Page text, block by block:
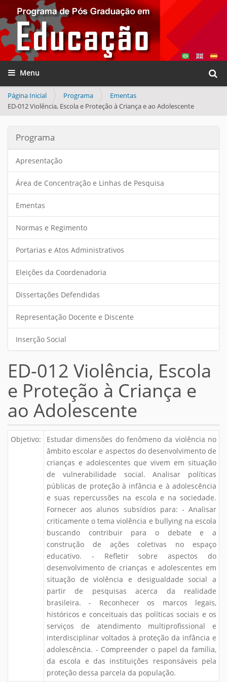
Busca
Toggle navigation
Página Inicial Programa
Ementas
ED-012 Violência, Escola e Proteção à Criança e ao Adolescente
Programa
Apresentação
Área de Concentração e Linhas de Pesquisa
Ementas
Normas e Regimento
Portarias e Atos Administrativos
Eleições da Coordenadoria
Dissertações Defendidas
Representação Docente e Discente
Inserção Social
ED-012 Violência, Escola
e Proteção à Criança e
ao Adolescente
Objetivo:
Estudar dimensões do fenômeno da violência no
âmbito escolar e aspectos do desenvolvimento de
crianças e adolescentes que vivem em situação
de vulnerabilidade social. Analisar políticas
públicas de proteção à infância e à adolescência
e suas repercussões na escola e na sociedade.
Fornecer aos alunos subsídios para: - Analisar
criticamente o tema violência e bullying na escola
buscando contribuir para o debate e a
construção de ações coletivas no espaço
educativo. - Refletir sobre aspectos do
desenvolvimento de crianças e adolescentes em
situação de violência e desigualdade social a
partir de pesquisas acerca da realidade
brasileira. - Reconhecer os marcos legais,
históricos e conceituais das políticas sociais e os
serviços de atendimento multiprofissional e
interdisciplinar voltados à proteção da infância e
adolescência. - Compreender o papel da família,
da escola e das instituições responsáveis pela
proteção dessa parcela da população.